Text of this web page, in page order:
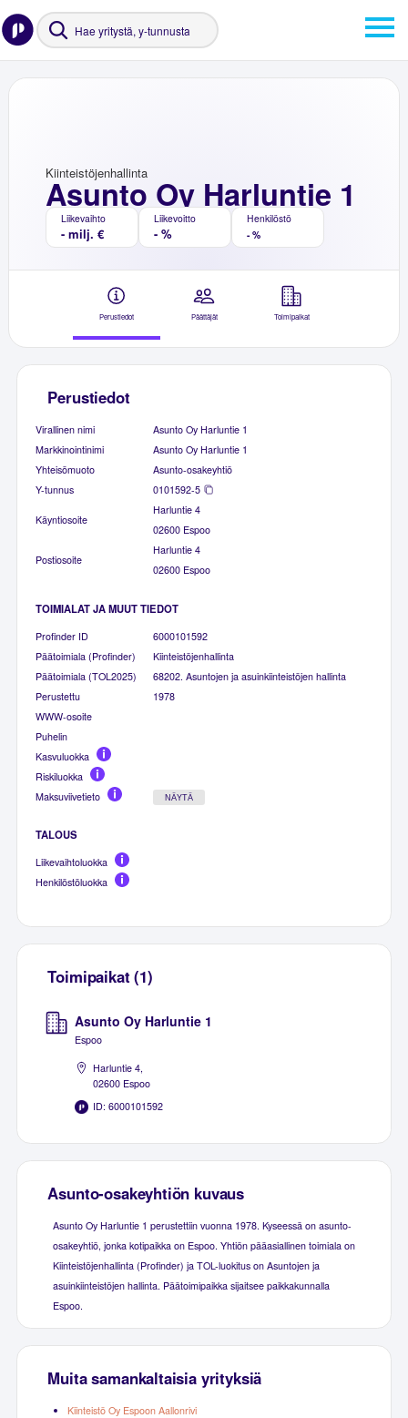
Asunto Oy Harluntie 1
Kiinteistöjenhallinta
Liikevaihto
- milj. €
Liikevoitto
- %
Henkilöstö
- %
Perustiedot Päättäjät Toimipaikat
Perustiedot
Virallinen nimi
Asunto Oy Harluntie 1
Markkinointinimi
Asunto Oy Harluntie 1
Yhteisömuoto
Asunto-osakeyhtiö
Y-tunnus
0101592-5
Käyntiosoite
Harluntie 4
02600 Espoo
Postiosoite
Harluntie 4
02600 Espoo
TOIMIALAT JA MUUT TIEDOT
Profinder ID
6000101592
Päätoimiala (Profinder)
Kiinteistöjenhallinta
Päätoimiala (TOL2025)
68202. Asuntojen ja asuinkiinteistöjen hallinta
Perustettu
1978
WWW-osoite
Puhelin
Kasvuluokka
Riskiluokka
Maksuviivetieto
NÄYTÄ
TALOUS
Liikevaihtoluokka
Henkilöstöluokka
Toimipaikat (1)
Asunto Oy Harluntie 1
Espoo
Harluntie 4,
02600 Espoo
ID: 6000101592
Asunto-osakeyhtiön kuvaus
Asunto Oy Harluntie 1 perustettiin vuonna 1978. Kyseessä on asunto-
osakeyhtiö, jonka kotipaikka on Espoo. Yhtiön pääasiallinen toimiala on
Kiinteistöjenhallinta (Profinder) ja TOL-luokitus on Asuntojen ja
asuinkiinteistöjen hallinta. Päätoimipaikka sijaitsee paikkakunnalla
Espoo.
Muita samankaltaisia yrityksiä
Kiinteistö Oy Espoon Aallonrivi